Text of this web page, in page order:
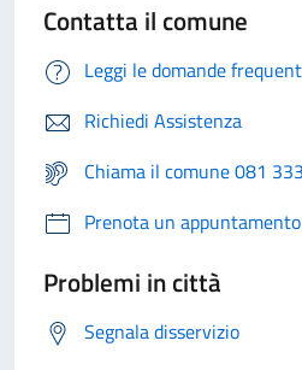
Contatta il comune
Leggi le domande
Richiedi Assistenza
Chiama il comune 081
Prenota un appuntamento
Problemi in città
Segnala disservizio